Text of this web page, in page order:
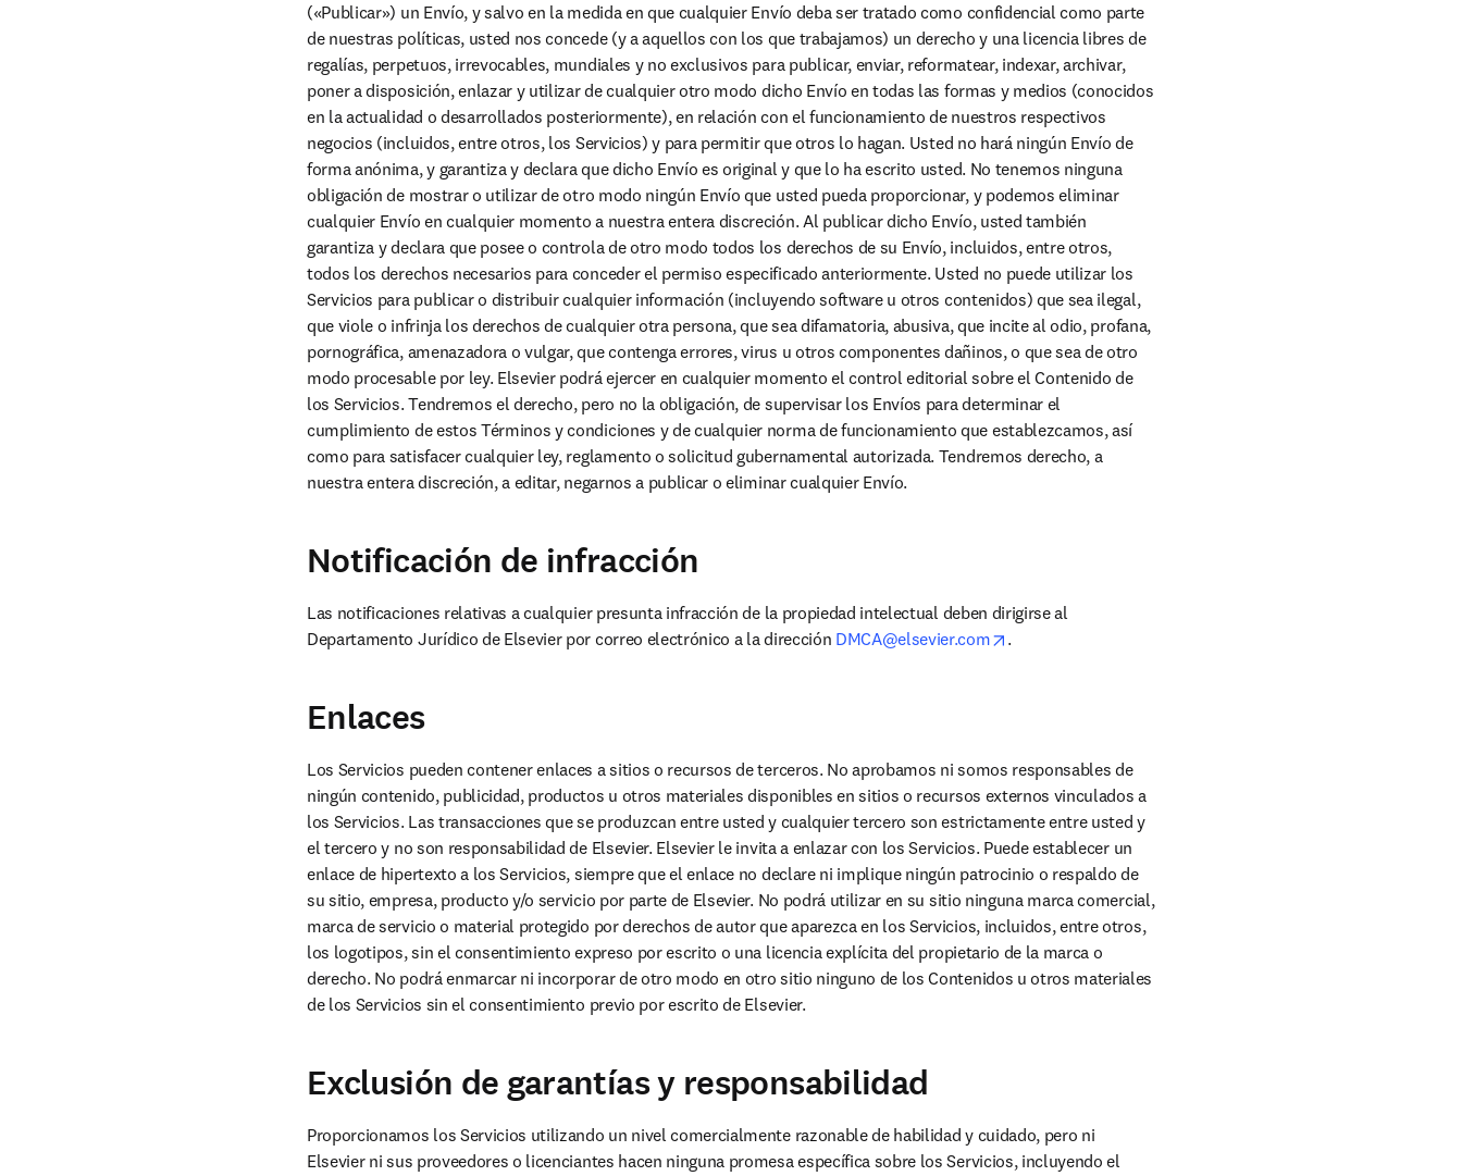
(«Publicar») un Envío, y salvo en la medida en que cualquier Envío deba ser tratado como confidencial como parte
de nuestras políticas, usted nos concede (y a aquellos con los que trabajamos) un derecho y una licencia libres de
regalías, perpetuos, irrevocables, mundiales y no exclusivos para publicar, enviar, reformatear, indexar, archivar,
poner a disposición, enlazar y utilizar de cualquier otro modo dicho Envío en todas las formas y medios (conocidos
en la actualidad o desarrollados posteriormente), en relación con el funcionamiento de nuestros respectivos
negocios (incluidos, entre otros, los Servicios) y para permitir que otros lo hagan. Usted no hará ningún Envío de
forma anónima, y garantiza y declara que dicho Envío es original y que lo ha escrito usted. No tenemos ninguna
obligación de mostrar o utilizar de otro modo ningún Envío que usted pueda proporcionar, y podemos eliminar
cualquier Envío en cualquier momento a nuestra entera discreción. Al publicar dicho Envío, usted también
garantiza y declara que posee o controla de otro modo todos los derechos de su Envío, incluidos, entre otros,
todos los derechos necesarios para conceder el permiso especificado anteriormente. Usted no puede utilizar los
Servicios para publicar o distribuir cualquier información (incluyendo software u otros contenidos) que sea ilegal,
que viole o infrinja los derechos de cualquier otra persona, que sea difamatoria, abusiva, que incite al odio, profana,
pornográfica, amenazadora o vulgar, que contenga errores, virus u otros componentes dañinos, o que sea de otro
modo procesable por ley. Elsevier podrá ejercer en cualquier momento el control editorial sobre el Contenido de
los Servicios. Tendremos el derecho, pero no la obligación, de supervisar los Envíos para determinar el
cumplimiento de estos Términos y condiciones y de cualquier norma de funcionamiento que establezcamos, así
como para satisfacer cualquier ley, reglamento o solicitud gubernamental autorizada. Tendremos derecho, a
nuestra entera discreción, a editar, negarnos a publicar o eliminar cualquier Envío.
Notificación de infracción
Las notificaciones relativas a cualquier presunta infracción de la propiedad intelectual deben dirigirse al
Departamento Jurídico de Elsevier por correo electrónico a la dirección DMCA@elsevier.com opens in new tab/window
.
Enlaces
Los Servicios pueden contener enlaces a sitios o recursos de terceros. No aprobamos ni somos responsables de
ningún contenido, publicidad, productos u otros materiales disponibles en sitios o recursos externos vinculados a
los Servicios. Las transacciones que se produzcan entre usted y cualquier tercero son estrictamente entre usted y
el tercero y no son responsabilidad de Elsevier. Elsevier le invita a enlazar con los Servicios. Puede establecer un
enlace de hipertexto a los Servicios, siempre que el enlace no declare ni implique ningún patrocinio o respaldo de
su sitio, empresa, producto y/o servicio por parte de Elsevier. No podrá utilizar en su sitio ninguna marca comercial,
marca de servicio o material protegido por derechos de autor que aparezca en los Servicios, incluidos, entre otros,
los logotipos, sin el consentimiento expreso por escrito o una licencia explícita del propietario de la marca o
derecho. No podrá enmarcar ni incorporar de otro modo en otro sitio ninguno de los Contenidos u otros materiales
de los Servicios sin el consentimiento previo por escrito de Elsevier.
Exclusión de garantías y responsabilidad
Proporcionamos los Servicios utilizando un nivel comercialmente razonable de habilidad y cuidado, pero ni
Elsevier ni sus proveedores o licenciantes hacen ninguna promesa específica sobre los Servicios, incluyendo el